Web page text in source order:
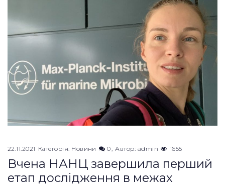
Місяць:
Листопад
2021
22.11.2021 Категорія: Новини 0 Автор: admin 1655
Вчена НАНЦ завершила перший
етап дослідження в межах